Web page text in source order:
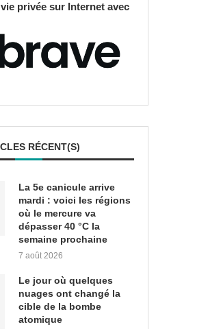
privée sur Internet avec
RÉCENT(S)
La 5e canicule arrive
mardi : voici les régions
où le mercure va
dépasser 40 °C la
semaine prochaine
7 août 2026
Le jour où quelques
nuages ont changé la
cible de la bombe
atomique